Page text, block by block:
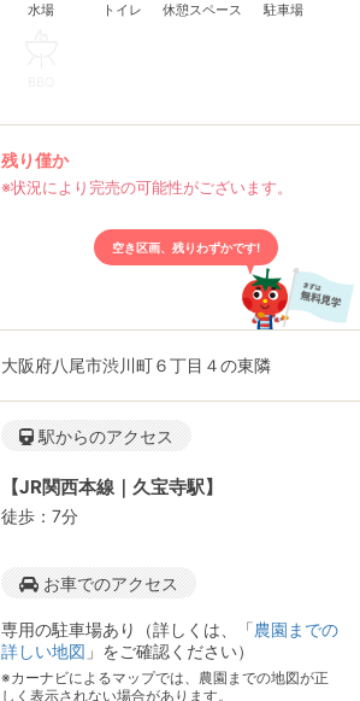
水場 トイレ 休憩スペース 駐車場
残り僅か
※状況により完売の可能性がございます。
空き区画、残りわずかです!
大阪府八尾市渋川町６丁目４の東隣
駅からのアクセス
【JR関西本線｜久宝寺駅】
徒歩：7分
お車でのアクセス
専用の駐車場あり（詳しくは、「農園までの
詳しい地図 」をご確認ください）
※カーナビによるマップでは、農園までの地図が正
しく表示されない場合があります。